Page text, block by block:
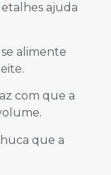
ajuda
alimente
com que a
que a